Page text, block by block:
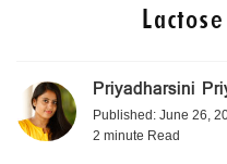
Priyadharsini
Published: June 26,
2 minute Read